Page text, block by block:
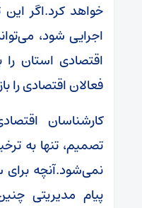
خواهد کرد.اگر
اجرایی شود،
اقتصادی استان
فعالان اقتصادی را
کارشناسان
تصمیم، تنها به
نمی‌شود.آنچه برای
پیام مدیریتی